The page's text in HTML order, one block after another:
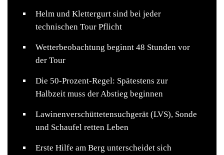
Helm und Klettergurt sind bei jeder
technischen Tour Pflicht
Wetterbeobachtung beginnt 48 Stunden vor
der Tour
Die 50-Prozent-Regel: Spätestens zur
Halbzeit muss der Abstieg beginnen
Lawinenverschüttetensuchgerät (LVS), Sonde
und Schaufel retten Leben
Erste Hilfe am Berg unterscheidet sich